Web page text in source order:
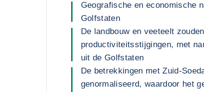
Geografische en economische
Golfstaten
De landbouw en veeteelt
productiviteitsstijgingen, met
uit de Golfstaten
De betrekkingen met Zuid-
genormaliseerd, waardoor het